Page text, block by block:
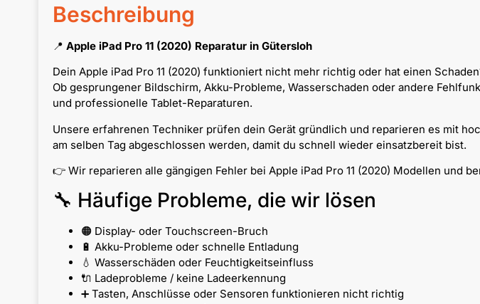
Beschreibung
📍 Apple iPad Pro 11 (2020) Reparatur in Gütersloh
Dein Apple iPad Pro 11 (2020) funktioniert nicht mehr richtig oder hat einen
Ob gesprungener Bildschirm, Akku-Probleme, Wasserschaden oder andere
und professionelle Tablet-Reparaturen.
Unsere erfahrenen Techniker prüfen dein Gerät gründlich und reparieren es mit
am selben Tag abgeschlossen werden, damit du schnell wieder einsatzbereit bist.
👉 Wir reparieren alle gängigen Fehler bei Apple iPad Pro 11 (2020) Modellen und
🔧 Häufige Probleme, die wir lösen
🟠 Display- oder Touchscreen-Bruch
🔋 Akku-Probleme oder schnelle Entladung
💧 Wasserschäden oder Feuchtigkeitseinfluss
🔌 Ladeprobleme / keine Ladeerkennung
➕ Tasten, Anschlüsse oder Sensoren funktionieren nicht richtig